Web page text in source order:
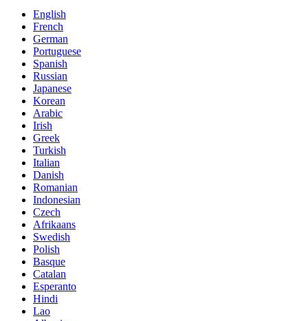
English
French
German
Portuguese
Spanish
Russian
Japanese
Korean
Arabic
Irish
Greek
Turkish
Italian
Danish
Romanian
Indonesian
Czech
Afrikaans
Swedish
Polish
Basque
Catalan
Esperanto
Hindi
Lao